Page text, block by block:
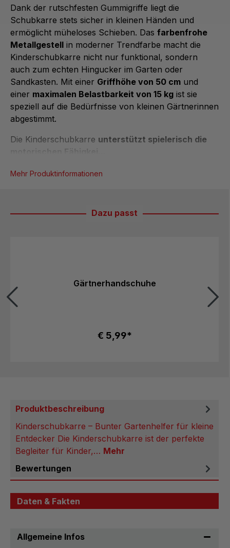
Dank der rutschfesten Gummigriffe liegt die
Schubkarre stets sicher in kleinen Händen und
ermöglicht müheloses Schieben. Das farbenfrohe
Metallgestell in moderner Trendfarbe macht die
Kinderschubkarre nicht nur funktional, sondern
auch zum echten Hingucker im Garten oder
Sandkasten. Mit einer Griffhöhe von 50 cm und
einer maximalen Belastbarkeit von 15 kg ist sie
speziell auf die Bedürfnisse von kleinen Gärtnerinnen
abgestimmt.
Die Kinderschubkarre unterstützt spielerisch die
Mehr Produktinformationen
Dazu passt
Gärtnerhandschuhe
€ 5,99*
Produktbeschreibung
Kinderschubkarre – Bunter Gartenhelfer für kleine
Entdecker Die Kinderschubkarre ist der perfekte
Begleiter für Kinder,… Mehr
Bewertungen
Daten & Fakten
Allgemeine Infos